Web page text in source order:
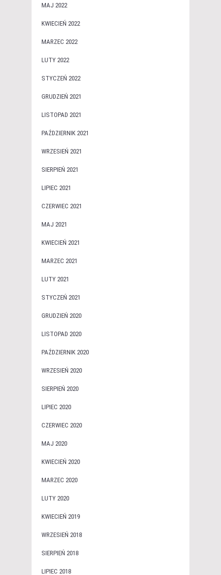
MAJ 2022
KWIECIEŃ 2022
MARZEC 2022
LUTY 2022
STYCZEŃ 2022
GRUDZIEŃ 2021
LISTOPAD 2021
PAŹDZIERNIK 2021
WRZESIEŃ 2021
SIERPIEŃ 2021
LIPIEC 2021
CZERWIEC 2021
MAJ 2021
KWIECIEŃ 2021
MARZEC 2021
LUTY 2021
STYCZEŃ 2021
GRUDZIEŃ 2020
LISTOPAD 2020
PAŹDZIERNIK 2020
WRZESIEŃ 2020
SIERPIEŃ 2020
LIPIEC 2020
CZERWIEC 2020
MAJ 2020
KWIECIEŃ 2020
MARZEC 2020
LUTY 2020
KWIECIEŃ 2019
WRZESIEŃ 2018
SIERPIEŃ 2018
LIPIEC 2018